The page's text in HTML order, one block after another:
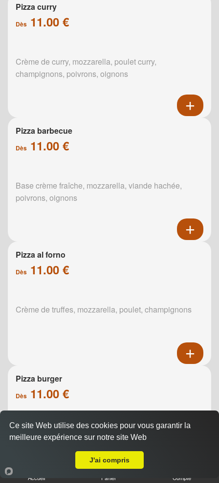
Pizza curry
Dès 11.00 €
Crème de curry, mozzarella, poulet curry,
champignons, poivrons, oignons
Pizza barbecue
Dès 11.00 €
Base crème fraîche, mozzarella, viande hachée,
poivrons, oignons
Pizza al forno
Dès 11.00 €
Crème de truffes, mozzarella, poulet, champignons
Pizza burger
Dès 11.00 €
Base sauce burger, mozzarella, viande hachée,
Accueil Panier Compte
Ce site Web utilise des cookies pour vous garantir la
meilleure expérience sur notre site Web
J'ai compris